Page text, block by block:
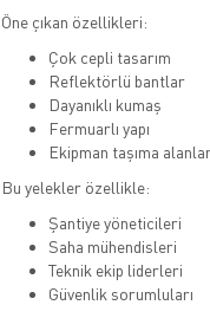
Öne çıkan özellikleri:
Çok cepli tasarım
Reflektörlü bantlar
Dayanıklı kumaş
Fermuarlı yapı
Ekipman taşıma
Bu yelekler özellikle:
Şantiye yöneticileri
Saha mühendisleri
Teknik ekip liderleri
Güvenlik sorumluları